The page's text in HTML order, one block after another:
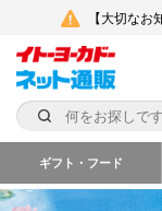
【大切な
ギフト・フード